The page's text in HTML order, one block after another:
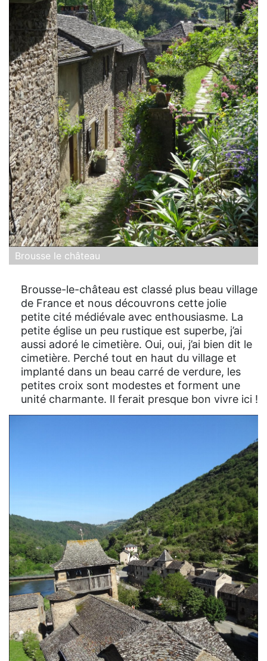
Brousse le château
Brousse-le-château est classé plus beau village
de France et nous découvrons cette jolie
petite cité médiévale avec enthousiasme. La
petite église un peu rustique est superbe, j’ai
aussi adoré le cimetière. Oui, oui, j’ai bien dit le
cimetière. Perché tout en haut du village et
implanté dans un beau carré de verdure, les
petites croix sont modestes et forment une
unité charmante. Il ferait presque bon vivre ici !